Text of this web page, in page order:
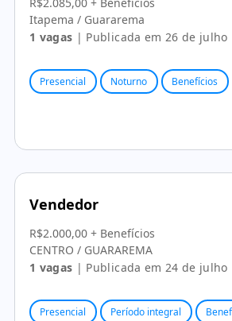
Itapema / Guararema
1 vagas | Publicada em 26 de julho
Presencial Noturno Benefícios
Vendedor
R$2.000,00 + Benefícios
CENTRO / GUARAREMA
1 vagas | Publicada em 24 de julho
Presencial Período integral